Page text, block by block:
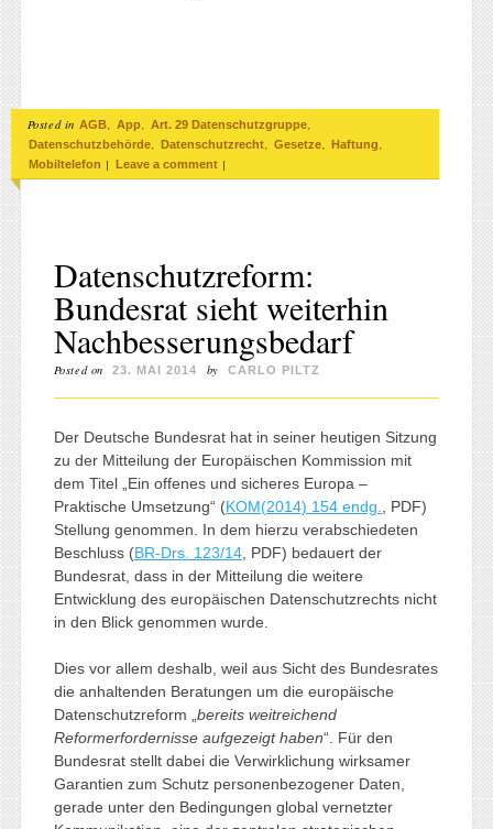
Posted in AGB App Art. 29 Datenschutzgruppe
Datenschutzbehörde Datenschutzrecht Gesetze Haftung
Mobiltelefon | Leave a comment |
Datenschutzreform:
Bundesrat sieht weiterhin
Nachbesserungsbedarf
Posted on 23. MAI 2014 by CARLO PILTZ
Der Deutsche Bundesrat hat in seiner heutigen Sitzung
zu der Mitteilung der Europäischen Kommission mit
dem Titel „Ein offenes und sicheres Europa –
Praktische Umsetzung“ (KOM(2014) 154 endg.
, PDF)
Stellung genommen. In dem hierzu verabschiedeten
Beschluss (BR-Drs. 123/14, PDF) bedauert der
Bundesrat, dass in der Mitteilung die weitere
Entwicklung des europäischen Datenschutzrechts nicht
in den Blick genommen wurde.
Dies vor allem deshalb, weil aus Sicht des Bundesrates
die anhaltenden Beratungen um die europäische
Datenschutzreform „ bereits weitreichend
Reformerfordernisse aufgezeigt haben“. Für den
Bundesrat stellt dabei die Verwirklichung wirksamer
Garantien zum Schutz personenbezogener Daten,
gerade unter den Bedingungen global vernetzter